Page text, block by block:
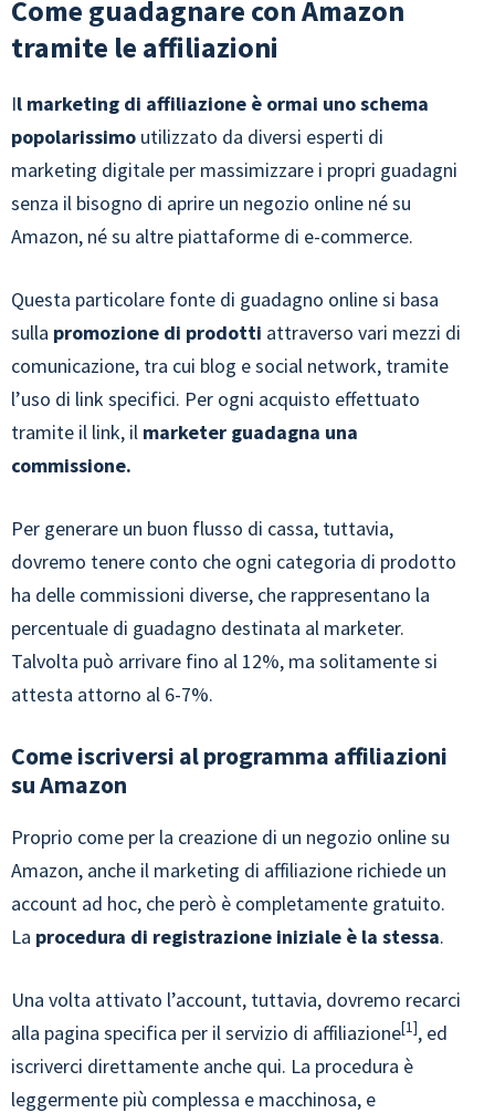
Come guadagnare con Amazon
tramite le affiliazioni
Il marketing di affiliazione è ormai uno schema
popolarissimo utilizzato da diversi esperti di
marketing digitale per massimizzare i propri guadagni
senza il bisogno di aprire un negozio online né su
Amazon, né su altre piattaforme di e-commerce.
Questa particolare fonte di guadagno online si basa
sulla promozione di prodotti attraverso vari mezzi di
comunicazione, tra cui blog e social network, tramite
l’uso di link specifici. Per ogni acquisto effettuato
tramite il link, il marketer guadagna una
commissione.
Per generare un buon flusso di cassa, tuttavia,
dovremo tenere conto che ogni categoria di prodotto
ha delle commissioni diverse, che rappresentano la
percentuale di guadagno destinata al marketer.
Talvolta può arrivare fino al 12%, ma solitamente si
attesta attorno al 6-7%.
Come iscriversi al programma affiliazioni
su Amazon
Proprio come per la creazione di un negozio online su
Amazon, anche il marketing di affiliazione richiede un
account ad hoc, che però è completamente gratuito.
La procedura di registrazione iniziale è la stessa.
Una volta attivato l’account, tuttavia, dovremo recarci
alla pagina specifica per il servizio di affiliazione 1 , ed
iscriverci direttamente anche qui. La procedura è
leggermente più complessa e macchinosa, e